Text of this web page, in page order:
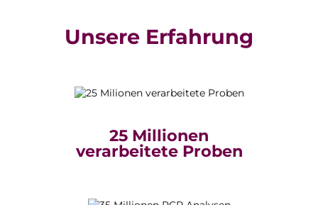
Unsere Erfahrung
25 Millionen
verarbeitete Proben